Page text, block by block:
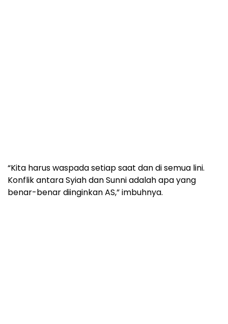
“Kita harus waspada setiap saat dan di semua lini.
Konflik antara Syiah dan Sunni adalah apa yang
benar-benar diinginkan AS,” imbuhnya.